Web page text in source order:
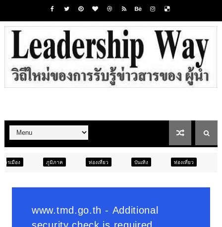
าค ท่องเที่ยว บันเทิง ท่องเที่ยว ภูมิภาค